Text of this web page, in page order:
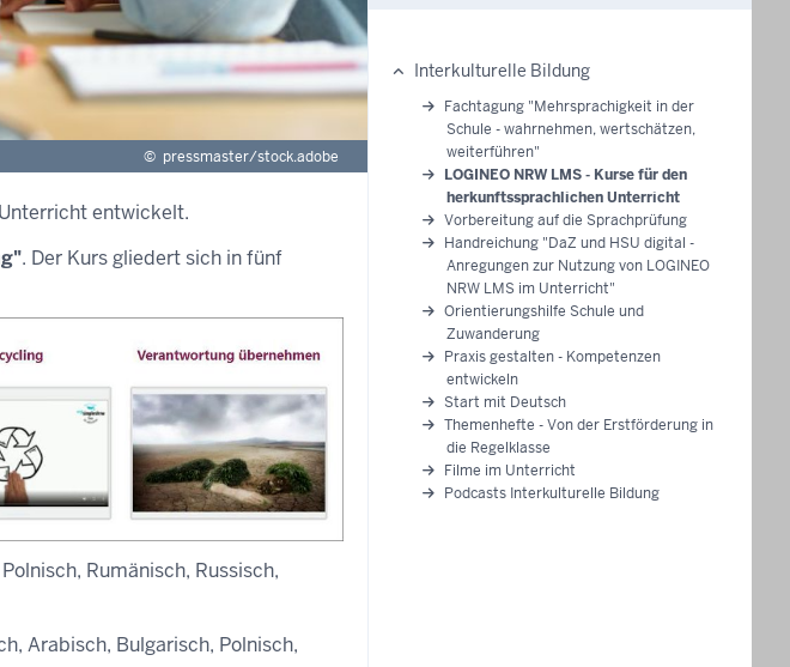
© pressmaster/stock.adobe
entwickelt.
. Der Kurs gliedert sich in fünf
Rumänisch, Russisch,
Arabisch, Bulgarisch, Polnisch,
Hauptnavigation
Interkulturelle Bildung
Fachtagung "Mehrsprachigkeit in der
Schule - wahrnehmen, wertschätzen,
weiterführen"
LOGINEO NRW LMS - Kurse für den
herkunftssprachlichen Unterricht
Vorbereitung auf die Sprachprüfung
Handreichung "DaZ und HSU digital -
Anregungen zur Nutzung von LOGINEO
NRW LMS im Unterricht"
Orientierungshilfe Schule und
Zuwanderung
Praxis gestalten - Kompetenzen
entwickeln
Start mit Deutsch
Themenhefte - Von der Erstförderung in
die Regelklasse
Filme im Unterricht
Podcasts Interkulturelle Bildung